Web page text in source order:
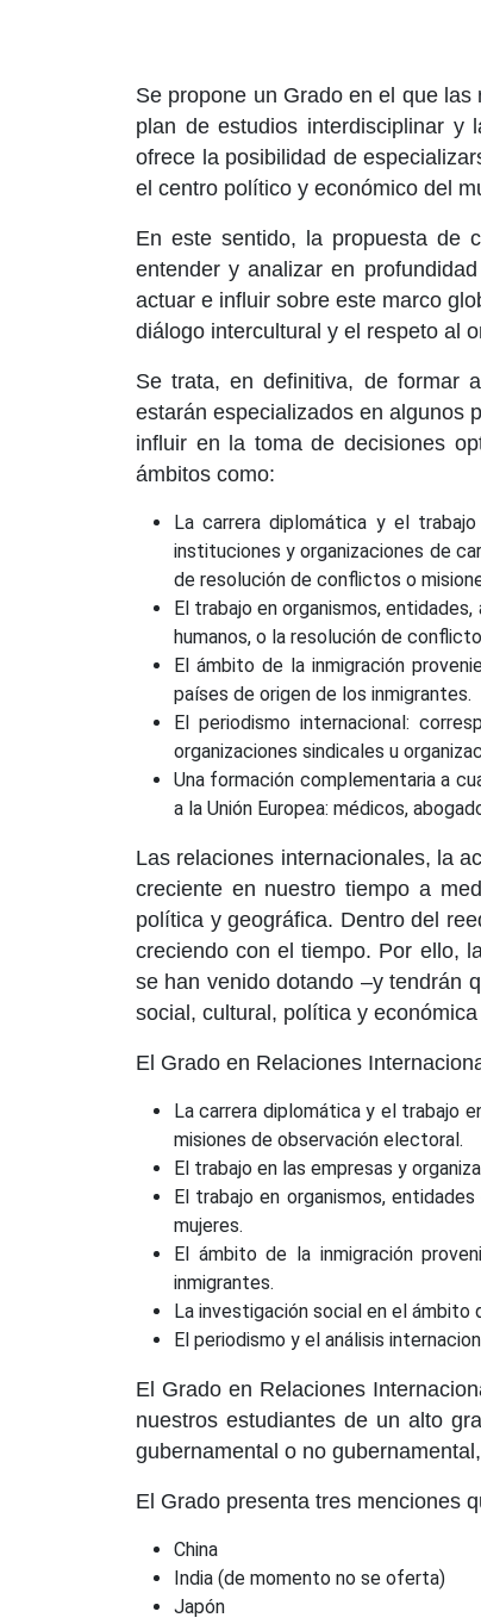
Se propone un Grado en el que
plan de estudios interdisciplinar y
ofrece la posibilidad de
el centro político y económico del
En este sentido, la propuesta de
entender y analizar en
actuar e influir sobre este marco
diálogo intercultural y el respeto al
Se trata, en definitiva, de formar
estarán especializados en algunos
influir en la toma de decisiones
ámbitos como:
La carrera diplomática y el
instituciones y organizaciones de
de resolución de conflictos o
El trabajo en organismos,
humanos, o la resolución de
El ámbito de la inmigración
países de origen de los inmigrantes.
El periodismo internacional:
organizaciones sindicales u
Una formación complementaria a
a la Unión Europea: médicos,
Las relaciones internacionales, la
creciente en nuestro tiempo a
política y geográfica. Dentro del
creciendo con el tiempo. Por ello,
se han venido dotando –y tendrán
social, cultural, política y
El Grado en Relaciones
La carrera diplomática y el trabajo
misiones de observación electoral.
El trabajo en las empresas y
El trabajo en organismos,
mujeres.
El ámbito de la inmigración
inmigrantes.
La investigación social en el
El periodismo y el análisis
El Grado en Relaciones
nuestros estudiantes de un alto
gubernamental o no
El Grado presenta tres menciones
China
India (de momento no se oferta)
Japón